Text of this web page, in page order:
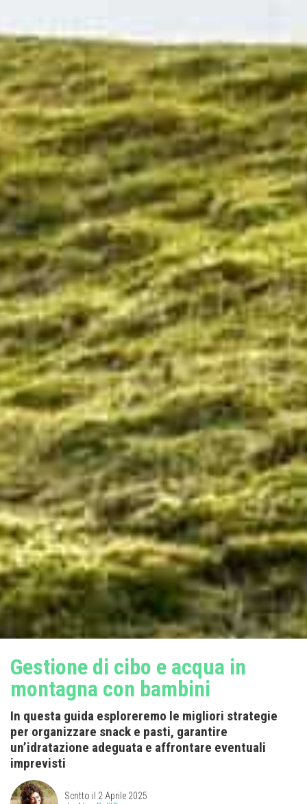
Gestione di cibo e acqua in
montagna con bambini
In questa guida esploreremo le migliori strategie
per organizzare snack e pasti, garantire
un’idratazione adeguata e affrontare eventuali
imprevisti
Scritto il 2 Aprile 2025